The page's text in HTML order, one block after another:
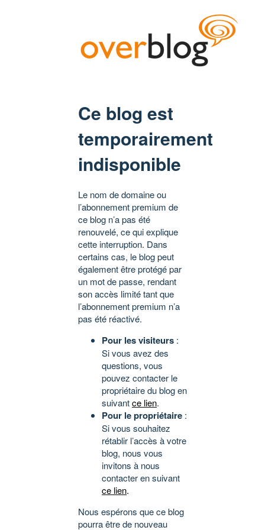
Ce blog est
temporairement
indisponible
Le nom de domaine ou
l’abonnement premium de
ce blog n’a pas été
renouvelé, ce qui explique
cette interruption. Dans
certains cas, le blog peut
également être protégé par
un mot de passe, rendant
son accès limité tant que
l’abonnement premium n’a
pas été réactivé.
Pour les visiteurs :
Si vous avez des
questions, vous
pouvez contacter le
propriétaire du blog en
suivantce lien.
Pour le propriétaire :
Si vous souhaitez
rétablir l’accès à votre
blog, nous vous
invitons à nous
contacter en suivant
ce lien.
Nous espérons que ce blog
pourra être de nouveau